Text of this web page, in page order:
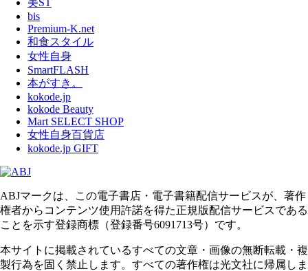
bis
Premium-K.net
和食スタイル
女性自身
SmartFLASH
本がすき。
kokode.jp
kokode Beauty
Mart SELECT SHOP
女性自身百貨店
kokode.jp GIFT
ABJマークは、この電子書店・電子書籍配信サービスが、著作
権者からコンテンツ使用許諾を得た正規版配信サービスである
ことを示す登録商標（登録番号6091713号）です。
本サイトに掲載されているすべての文章・画像の無断転載・複
製行為を固く禁止します。すべての著作権は光文社に帰属しま